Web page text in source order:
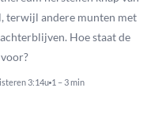
terwijl andere munten met
Hoe staat de
3:14u 1 – 3 min